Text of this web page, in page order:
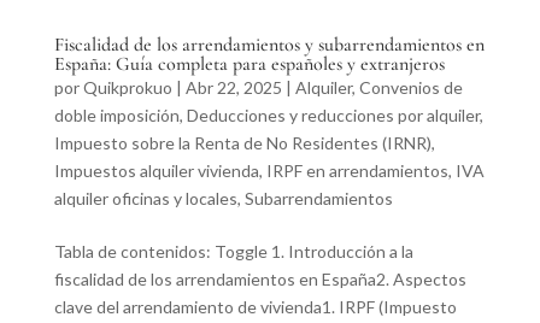
Fiscalidad de los arrendamientos y subarrendamientos en
España: Guía completa para españoles y extranjeros
porQuikprokuo | Abr 22, 2025 | Alquiler, Convenios de
doble imposición, Deducciones y reducciones por alquiler,
Impuesto sobre la Renta de No Residentes (IRNR),
Impuestos alquiler vivienda, IRPF en arrendamientos, IVA
alquiler oficinas y locales, Subarrendamientos
Tabla de contenidos: Toggle 1. Introducción a la
fiscalidad de los arrendamientos en España2. Aspectos
clave del arrendamiento de vivienda1. IRPF (Impuesto